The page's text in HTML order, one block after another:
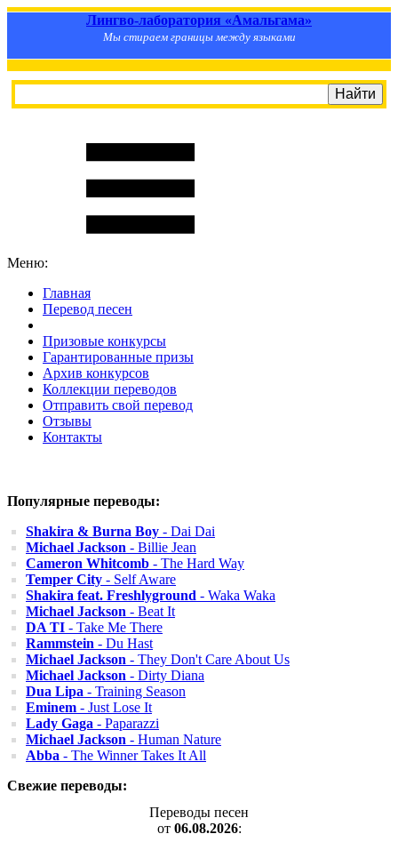
Лингво-лаборатория «Амальгама»
Мы стираем границы между языками
Меню:
Главная
Перевод песен
Призовые конкурсы
Гарантированные призы
Архив конкурсов
Коллекции переводов
Отправить свой перевод
Отзывы
Контакты
Популярные переводы:
Shakira & Burna Boy - Dai Dai
Michael Jackson - Billie Jean
Cameron Whitcomb - The Hard Way
Temper City - Self Aware
Shakira feat. Freshlyground - Waka Waka
Michael Jackson - Beat It
DA TI - Take Me There
Rammstein - Du Hast
Michael Jackson - They Don't Care About Us
Michael Jackson - Dirty Diana
Dua Lipa - Training Season
Eminem - Just Lose It
Lady Gaga - Paparazzi
Michael Jackson - Human Nature
Abba - The Winner Takes It All
Свежие переводы:
Переводы песен
от 06.08.2026: